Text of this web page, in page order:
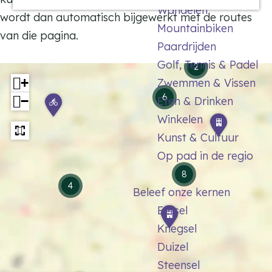
a
g
Wandelen
Mountainbiken
Paardrijden
Golf, Tennis & Padel
Zwemmen & Vissen
Eten & Drinken
Winkelen
Kunst & Cultuur
Op pad in de regio
Beleef onze kernen
Eersel
Knegsel
Duizel
Steensel
wordt dan automatisch bijgewerkt met de routes
van die pagina.
N
a
t
u
O
u
e
e
G
n
4
8
6
2
+
−